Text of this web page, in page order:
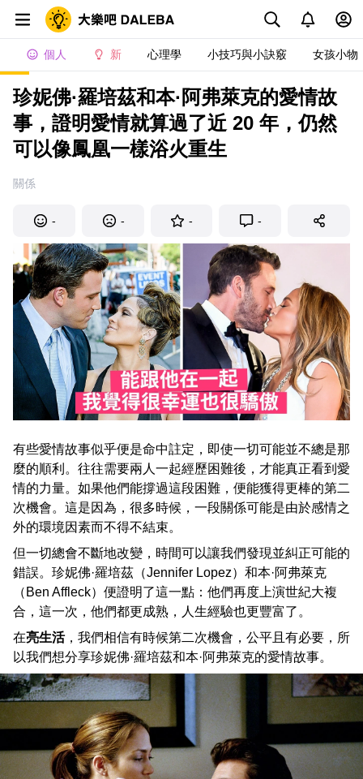
個人 新 心理學 小技巧與小訣竅 女孩小物
珍妮佛·羅培茲和本·阿弗萊克的愛情故
事，證明愛情就算過了近 20 年，仍然
可以像鳳凰一樣浴火重生
關係
- - - -
有些愛情故事似乎便是命中註定，即使一切可能並不總是那
麼的順利。往往需要兩人一起經歷困難後，才能真正看到愛
情的力量。如果他們能撐過這段困難，便能獲得更棒的第二
次機會。這是因為，很多時候，一段關係可能是由於感情之
外的環境因素而不得不結束。
但一切總會不斷地改變，時間可以讓我們發現並糾正可能的
錯誤。珍妮佛·羅培茲（Jennifer Lopez）和本·阿弗萊克
（Ben Affleck）便證明了這一點：他們再度上演世紀大複
合，這一次，他們都更成熟，人生經驗也更豐富了。
在亮生活，我們相信有時候第二次機會，公平且有必要，所
以我們想分享珍妮佛·羅培茲和本·阿弗萊克的愛情故事。